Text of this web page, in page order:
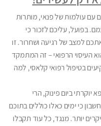
עם עולמות של פנאי, מותרות
בפועל, עליכם לזכור כי
למצב של רגיעה ושחרור. זו
העיסוי הרפואי – זה המתמקד
בטיפול רפואי קלאסי, למה
יוקרתי ביום פינוק, הרי
כי ימים כאלו כוללים בתוכם
יותר. מנגד, כל עוד תקבלו